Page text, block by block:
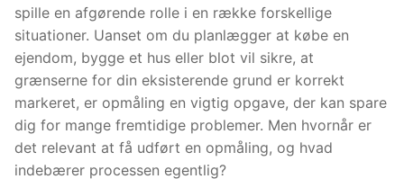
spille en afgørende rolle i en række forskellige
situationer. Uanset om du planlægger at købe en
ejendom, bygge et hus eller blot vil sikre, at
grænserne for din eksisterende grund er korrekt
markeret, er opmåling en vigtig opgave, der kan spare
dig for mange fremtidige problemer. Men hvornår er
det relevant at få udført en opmåling, og hvad
indebærer processen egentlig?